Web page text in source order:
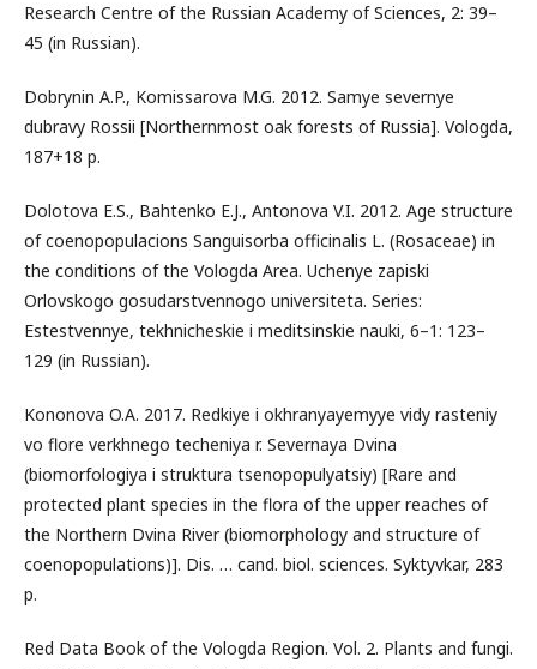
Research Centre of the Russian Academy of Sciences, 2: 39–
45 (in Russian).
Dobrynin A.P., Komissarova M.G. 2012. Samye severnye
dubravy Rossii [Northernmost oak forests of Russia]. Vologda,
187+18 p.
Dolotova E.S., Bahtenko E.J., Antonova V.I. 2012. Age structure
of coenopopulacions Sanguisorba officinalis L. (Rosaceae) in
the conditions of the Vologda Area. Uchenye zapiski
Orlovskogo gosudarstvennogo universiteta. Series:
Estestvennye, tekhnicheskie i meditsinskie nauki, 6–1: 123–
129 (in Russian).
Kononova O.A. 2017. Redkiye i okhranyayemyye vidy rasteniy
vo flore verkhnego techeniya r. Severnaya Dvina
(biomorfologiya i struktura tsenopopulyatsiy) [Rare and
protected plant species in the flora of the upper reaches of
the Northern Dvina River (biomorphology and structure of
coenopopulations)]. Dis. … cand. biol. sciences. Syktyvkar, 283
p.
Red Data Book of the Vologda Region. Vol. 2. Plants and fungi.